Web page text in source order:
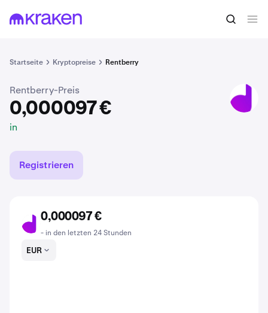
Startseite Kryptopreise Rentberry
0,000097 € BERRY kaufen
Rentberry-Preis
0,000097 €
in
Registrieren
BERRY
0,000097 €
- in den letzten 24 Stunden
EUR